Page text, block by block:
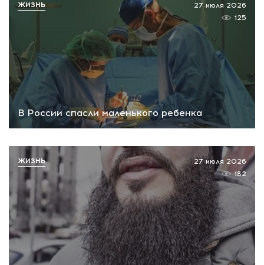
В России спасли маленького ребенка
27 июля 2026
125
ЖИЗНЬ
27 июля 2026
182
ЖИЗНЬ